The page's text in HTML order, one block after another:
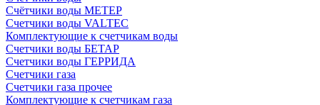
Счётчики воды МЕТЕР
Счетчики воды VALTEC
Комплектующие к счетчикам воды
Счетчики воды БЕТАР
Счетчики воды ГЕРРИДА
Счетчики газа
Счетчики газа прочее
Комплектующие к счетчикам газа